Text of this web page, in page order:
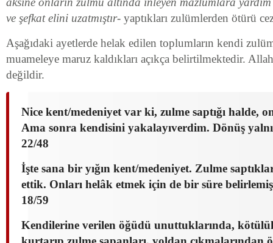
ve şefkat elini uzatmıştır- yaptıkları zulümlerden ötürü
Aşağıdaki ayetlerde helak edilen toplumların kendi
muameleye maruz kaldıkları açıkça belirtilmektedir.
değildir.
Nice kent/medeniyet var ki, zulme saptığı halde,
Ama sonra kendisini yakalayıverdim. Dönüş
22/48
İşte sana bir yığın kent/medeniyet. Zulme
ettik. Onları helâk etmek için de bir süre
18/59
Kendilerine verilen öğüdü unuttuklarında,